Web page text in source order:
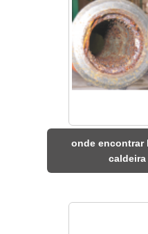
onde encontrar